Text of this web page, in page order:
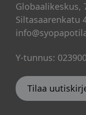
Globaalikeskus,
Siltasaarenkatu
Y-tunnus:
Tilaa